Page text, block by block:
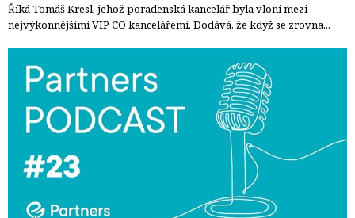
Říká Tomáš Kresl, jehož poradenská kancelář byla vloni mezi
nejvýkonnějšími VIP CO kancelářemi. Dodává, že když se zrovna...